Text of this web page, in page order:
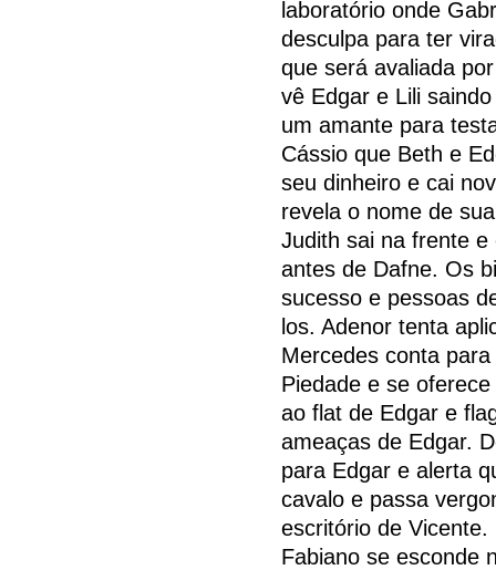
laboratório onde
desculpa para ter
que será avaliada
vê Edgar e Lili
um amante para
Cássio que Beth e
seu dinheiro e cai
revela o nome de
Judith sai na frente
antes de Dafne. Os
sucesso e pessoas
los. Adenor tenta
Mercedes conta
Piedade e se
ao flat de Edgar e
ameaças de Edgar.
para Edgar e alerta
cavalo e passa
escritório de
Fabiano se esconde